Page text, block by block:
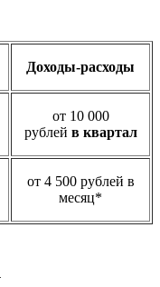
Доходы-расходы
от 10 000
рублей в квартал
от 4 500 рублей в
месяц*